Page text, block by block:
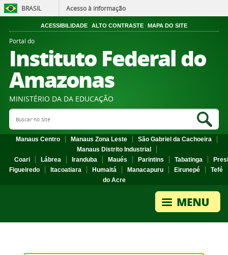
BRASIL Acesso à informação
ACESSIBILIDADE ALTO CONTRASTE MAPA DO SITE
Portal do
Instituto Federal do
Amazonas
MINISTÉRIO DA DA EDUCAÇÃO
Search Site
Manaus Centro Manaus Zona Leste
São Gabriel da Cachoeira
Manaus Distrito Industrial
Coari
Lábrea Iranduba Maués Parintins Tabatinga
Figueiredo
Itacoatiara Humaitá Manacapuru Eirunepé
Tefé
do Acre